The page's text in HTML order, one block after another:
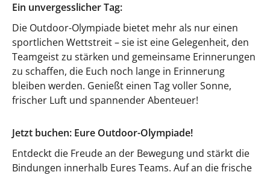
Ein unvergesslicher Tag:
Die Outdoor-Olympiade bietet mehr als nur einen
sportlichen Wettstreit – sie ist eine Gelegenheit, den
Teamgeist zu stärken und gemeinsame Erinnerungen
zu schaffen, die Euch noch lange in Erinnerung
bleiben werden. Genießt einen Tag voller Sonne,
frischer Luft und spannender Abenteuer!
Jetzt buchen: Eure Outdoor-Olympiade!
Entdeckt die Freude an der Bewegung und stärkt die
Bindungen innerhalb Eures Teams. Auf an die frische